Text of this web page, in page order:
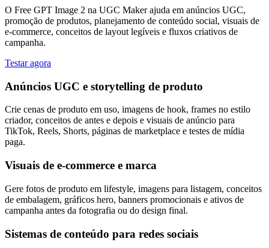
O Free GPT Image 2 na UGC Maker ajuda em anúncios UGC,
promoção de produtos, planejamento de conteúdo social, visuais de
e-commerce, conceitos de layout legíveis e fluxos criativos de
campanha.
Testar agora
Anúncios UGC e storytelling de produto
Crie cenas de produto em uso, imagens de hook, frames no estilo
criador, conceitos de antes e depois e visuais de anúncio para
TikTok, Reels, Shorts, páginas de marketplace e testes de mídia
paga.
Visuais de e-commerce e marca
Gere fotos de produto em lifestyle, imagens para listagem, conceitos
de embalagem, gráficos hero, banners promocionais e ativos de
campanha antes da fotografia ou do design final.
Sistemas de conteúdo para redes sociais